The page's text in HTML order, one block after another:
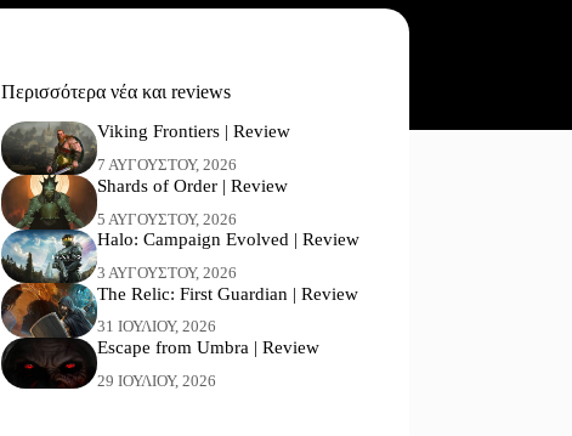
Περισσότερα νέα και reviews
Viking Frontiers | Review
7 ΑΥΓΟΎΣΤΟΥ, 2026
Shards of Order | Review
5 ΑΥΓΟΎΣΤΟΥ, 2026
Halo: Campaign Evolved | Review
3 ΑΥΓΟΎΣΤΟΥ, 2026
The Relic: First Guardian | Review
31 ΙΟΥΛΊΟΥ, 2026
Escape from Umbra | Review
29 ΙΟΥΛΊΟΥ, 2026